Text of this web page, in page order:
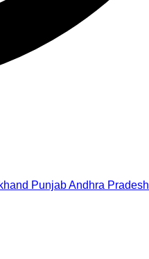
PunjabAndhra Pradesh